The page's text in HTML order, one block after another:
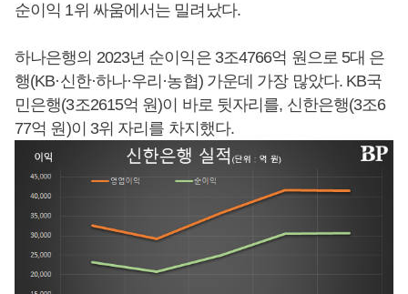
순이익 1위 싸움에서는 밀려났다.
하나은행의 2023년 순이익은 3조4766억 원으로 5대 은
행(KB·신한·하나·우리·농협) 가운데 가장 많았다. KB국
민은행(3조2615억 원)이 바로 뒷자리를, 신한은행(3조6
77억 원)이 3위 자리를 차지했다.